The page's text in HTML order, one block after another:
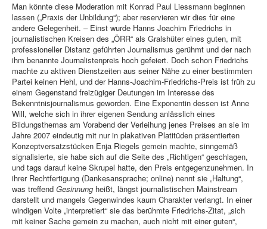
Man könnte diese Moderation mit Konrad Paul Liessmann beginnen
lassen („Praxis der Unbildung“); aber reservieren wir dies für eine
andere Gelegenheit. – Einst wurde Hanns Joachim Friedrichs in
journalistischen Kreisen des „ÖRR“ als Gralshüter eines guten, mit
professioneller Distanz geführten Journalismus gerühmt und der nach
ihm benannte Journalistenpreis hoch gefeiert. Doch schon Friedrichs
machte zu aktiven Dienstzeiten aus seiner Nähe zu einer bestimmten
Partei keinen Hehl, und der Hanns-Joachim-Friedrichs-Preis ist früh zu
einem Gegenstand freizügiger Deutungen im Interesse des
Bekenntnisjournalismus geworden. Eine Exponentin dessen ist Anne
Will, welche sich in ihrer eigenen Sendung anlässlich eines
Bildungsthemas am Vorabend der Verleihung jenes Preises an sie im
Jahre 2007 eindeutig mit nur in plakativen Platitüden präsentierten
Konzeptversatzstücken Enja Riegels gemein machte, sinngemäß
signalisierte, sie habe sich auf die Seite des „Richtigen“ geschlagen,
und tags darauf keine Skrupel hatte, den Preis entgegenzunehmen. In
ihrer Rechtfertigung (Dankesansprache; online) nennt sie „Haltung“,
was treffend Gesinnung heißt, längst journalistischen Mainstream
darstellt und mangels Gegenwindes kaum Charakter verlangt. In einer
windigen Volte „interpretiert“ sie das berühmte Friedrichs-Zitat, „sich
mit keiner Sache gemein zu machen, auch nicht mit einer guten“,